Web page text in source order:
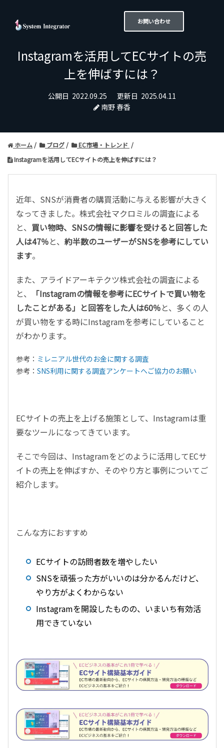
お問い合わせ
Instagramを活用してECサイトの売
上を伸ばすには？
公開日 2022.09.25 更新日 2025.04.11
南野 春香
ホーム ブログ
EC市場・トレンド
Instagramを活用してECサイトの売上を伸ばすには？
近年、SNSが消費者の購買活動に与える影響が大きく
なってきました。株式会社マクロミルの調査による
と、 買い物時、SNSの情報に影響を受けると回答した
人は47％と、 約半数のユーザーがSNSを参考にしてい
ます。
また、アライドアーキテクツ株式会社の調査による
と、
「Instagramの情報を参考にECサイトで買い物を
したことがある」と回答をした人は60％と、多くの人
が買い物をする時にInstagramを参考にしていること
がわかります。
参考： ミレニアル世代のお金に関する調査
参考： SNS利用に関する調査アンケートへご協力のお願い
ECサイトの売上を上げる施策として、Instagramは重
要なツールになってきています。
そこで今回は、Instagramをどのように活用してECサ
イトの売上を伸ばすか、そのやり方と事例についてご
紹介します。
こんな方におすすめ
ECサイトの訪問者数を増やしたい
SNSを頑張った方がいいのは分かるんだけど、
やり方がよくわからない
Instagramを開設したものの、いまいち有効活
用できていない